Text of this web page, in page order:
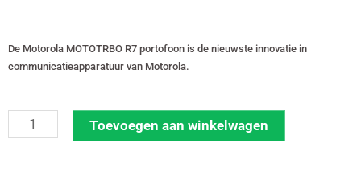
De Motorola MOTOTRBO R7 portofoon is de nieuwste innovatie in
communicatieapparatuur van Motorola.
Motorola
MOTOTRBO
Toevoegen aan winkelwagen